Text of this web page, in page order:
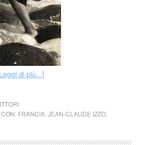
di più...]
FRANCIA, JEAN-CLAUDE IZZO,